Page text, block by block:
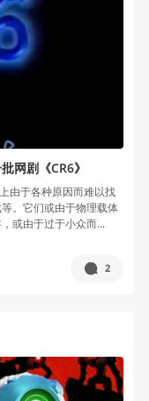
网剧《CR6》
由于各种原因而难以找
。它们或由于物理载体
或由于过于小众而...
2